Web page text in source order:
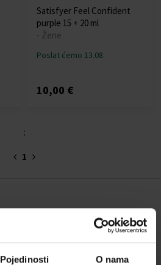
Pojedinosti O nama
Satisfyer Feel Confident
purple 15 + 20 ml
- Žene
Poslat ćemo 13.08.
10,00 €
:
1